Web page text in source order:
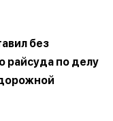
без
райсуда по делу